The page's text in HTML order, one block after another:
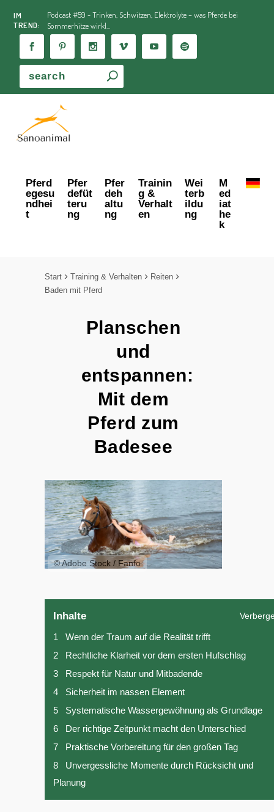
IM
TREND:
Podcast #59 - Trinken, Schwitzen, Elektrolyte – was Pferde bei
Sommerhitze wirkl...
Pferd
egesu
ndhei
t
Pfer
defüt
teru
ng
Pfer
deh
altu
ng
Trainin
g &
Verhalt
en
Wei
terb
ildu
ng
M
ed
iat
he
k
Start Training & Verhalten
Reiten
Baden mit Pferd
Planschen
und
entspannen:
Mit dem
Pferd zum
Badesee
© Adobe Stock / Fanfo
Inhalte
1
Wenn der Traum auf die Realität trifft
2
Rechtliche Klarheit vor dem ersten Hufschlag
3
Respekt für Natur und Mitbadende
4
Sicherheit im nassen Element
5
Systematische Wassergewöhnung als Grundlage
6
Der richtige Zeitpunkt macht den Unterschied
7
Praktische Vorbereitung für den großen Tag
8
Unvergessliche Momente durch Rücksicht und
Planung